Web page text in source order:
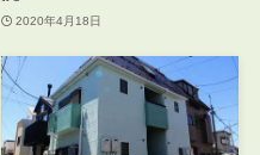
2020年4月18日